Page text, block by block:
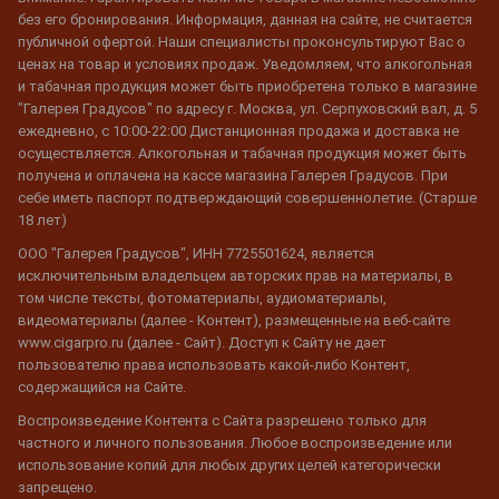
без его бронирования. Информация, данная на сайте, не считается
публичной офертой. Наши специалисты проконсультируют Вас о
ценах на товар и условиях продаж. Уведомляем, что алкогольная
и табачная продукция может быть приобретена только в магазине
"Галерея Градусов" по адресу г. Москва, ул. Серпуховский вал, д. 5
ежедневно, с 10:00-22:00 Дистанционная продажа и доставка не
осуществляется. Алкогольная и табачная продукция может быть
получена и оплачена на кассе магазина Галерея Градусов. При
себе иметь паспорт подтверждающий совершеннолетие. (Старше
18 лет)
ООО "Галерея Градусов", ИНН 7725501624, является
исключительным владельцем авторских прав на материалы, в
том числе тексты, фотоматериалы, аудиоматериалы,
видеоматериалы (далее - Контент), размещенные на веб-сайте
www.cigarpro.ru (далее - Сайт). Доступ к Сайту не дает
пользователю права использовать какой-либо Контент,
содержащийся на Сайте.
Воспроизведение Контента с Сайта разрешено только для
частного и личного пользования. Любое воспроизведение или
использование копий для любых других целей категорически
запрещено.